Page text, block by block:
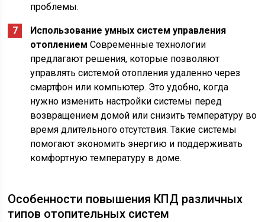
проблемы.
Использование умных систем управления
отоплением Современные технологии
предлагают решения, которые позволяют
управлять системой отопления удаленно через
смартфон или компьютер. Это удобно, когда
нужно изменить настройки системы перед
возвращением домой или снизить температуру во
время длительного отсутствия. Такие системы
помогают экономить энергию и поддерживать
комфортную температуру в доме.
Особенности повышения КПД различных
типов отопительных систем